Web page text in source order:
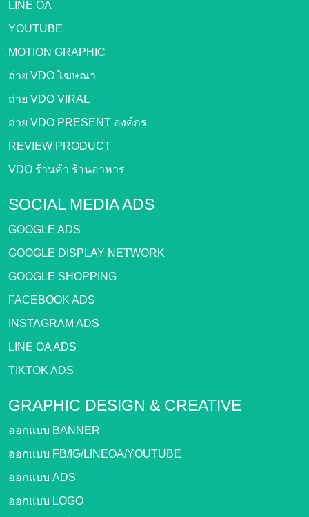
LINE OA
YOUTUBE
MOTION GRAPHIC
ถ่าย VDO โฆษณา
ถ่าย VDO VIRAL
ถ่าย VDO PRESENT องค์กร
REVIEW PRODUCT
VDO ร้านค้า ร้านอาหาร
SOCIAL MEDIA ADS
GOOGLE ADS
GOOGLE DISPLAY NETWORK
GOOGLE SHOPPING
FACEBOOK ADS
INSTAGRAM ADS
LINE OA ADS
TIKTOK ADS
GRAPHIC DESIGN & CREATIVE
ออกแบบ BANNER
ออกแบบ FB/IG/LINEOA/YOUTUBE
ออกแบบ ADS
ออกแบบ LOGO